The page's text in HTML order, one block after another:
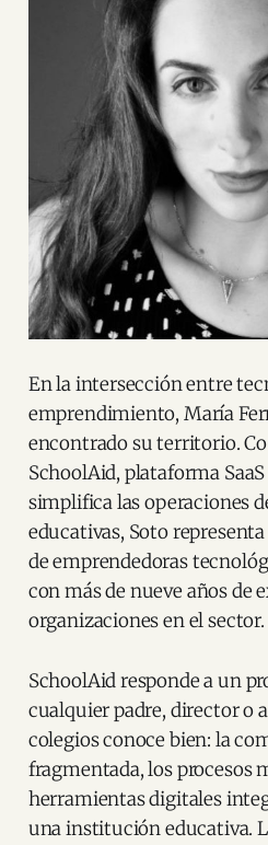
En la intersección entre
emprendimiento, María
encontrado su territorio.
SchoolAid, plataforma
simplifica las operaciones
educativas, Soto
de emprendedoras
con más de nueve años de
organizaciones en el sector.
SchoolAid responde a un
cualquier padre, director o
colegios conoce bien: la
fragmentada, los procesos
herramientas digitales
una institución educativa.